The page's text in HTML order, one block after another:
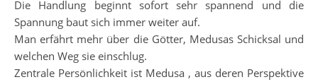
Die Handlung beginnt sofort sehr spannend und die
Spannung baut sich immer weiter auf.
Man erfährt mehr über die Götter, Medusas Schicksal und
welchen Weg sie einschlug.
Zentrale Persönlichkeit ist Medusa , aus deren Perspektive